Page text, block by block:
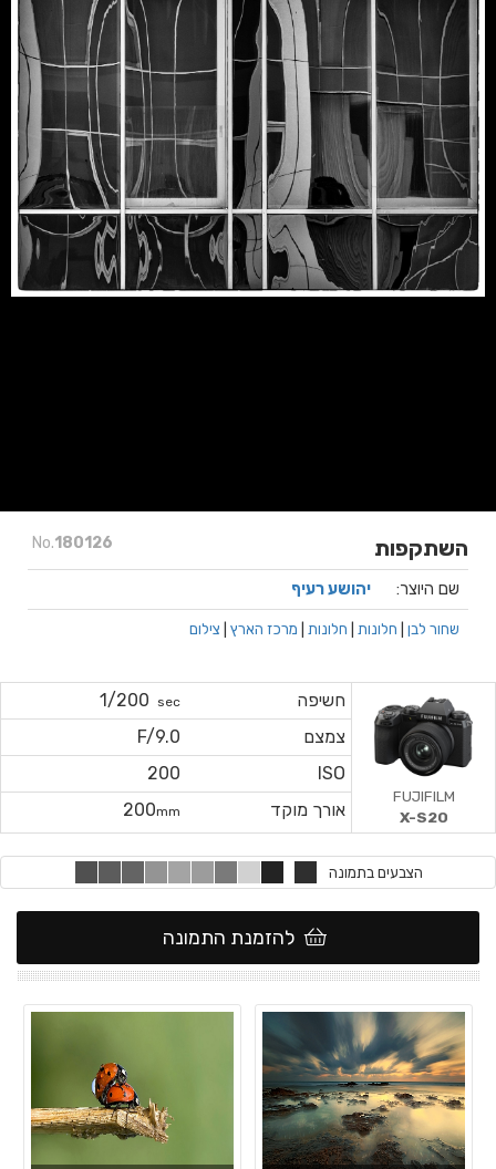
No.180126 השתקפות
שם היוצר: יהושע רעיף
שחור לבן חלונות חלונות מרכז הארץ צילום
חשיפה sec
1/200
צמצם
F/9.0
ISO
200
אורך מוקד
200mm
FUJIFILM
X-S20
הצבעים בתמונה
להזמנת התמונה